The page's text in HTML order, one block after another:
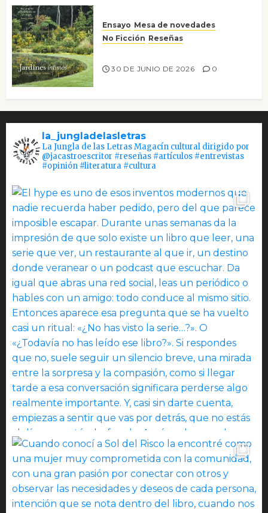
Ensayo Mesa de novedades
No Ficción Reseñas
30 DE JUNIO DE 2026 0
la_jungladelasletras
La Jungla de las Letras Magacín cultural dirigido por
@jacastroescritor #reseñas #artículos #entrevistas
#opinión #literatura #cultura